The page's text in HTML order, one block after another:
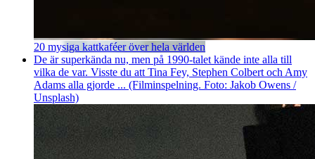
20 mysiga kattkaféer över hela världen
De är superkända nu, men på 1990-talet kände inte alla till
vilka de var. Visste du att Tina Fey, Stephen Colbert och Amy
Adams alla gjorde ... (Filminspelning. Foto: Jakob Owens /
Unsplash)